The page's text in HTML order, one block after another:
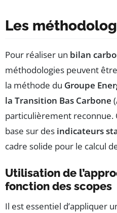
Les
Pour réaliser un bilan
méthodologies peuvent
la méthode du Groupe
la Transition Bas Carbone
particulièrement reconnue.
base sur des indicateurs
cadre solide pour le calcul
Utilisation de
fonction des scopes
Il est essentiel d’appliquer